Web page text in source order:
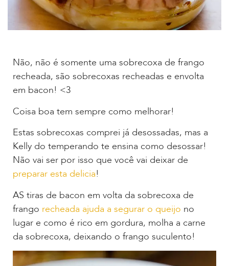
Não, não é somente uma sobrecoxa de frango
recheada, são sobrecoxas recheadas e envolta
em bacon! <3
Coisa boa tem sempre como melhorar!
Estas sobrecoxas comprei já desossadas, mas a
Kelly do temperando te ensina como desossar!
Não vai ser por isso que você vai deixar de
preparar esta delicia!
AS tiras de bacon em volta da sobrecoxa de
frango recheada ajuda a segurar o queijo no
lugar e como é rico em gordura, molha a carne
da sobrecoxa, deixando o frango suculento!